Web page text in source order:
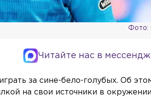
Фото:
Читайте нас в
за сине-бело-голубых. Об
на свои источники в окружении